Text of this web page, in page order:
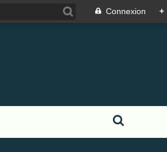
Connexion +